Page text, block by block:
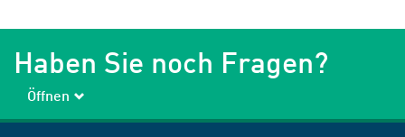
Haben Sie noch Fragen?
Öffnen